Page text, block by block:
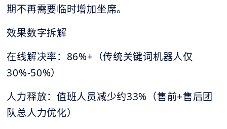
期不再需要临时增加坐席。
效果数字拆解
在线解决率：86%+（传统关键词机器人仅
30%-50%）
人力释放：值班人员减少约33%（售前+售后团
队总人力优化）